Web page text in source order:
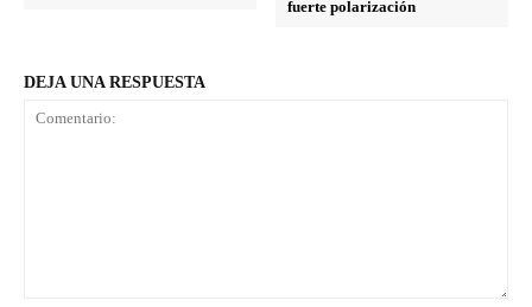
fuerte polarización
DEJA UNA RESPUESTA